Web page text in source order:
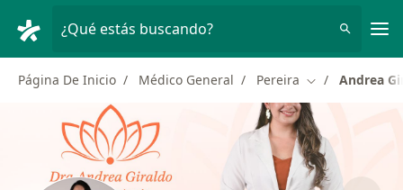
¿Qué estás buscando?
Página De Inicio Médico General Pereira Cambiar de
Andrea